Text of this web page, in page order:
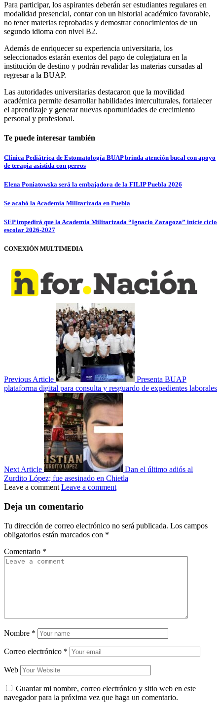
Para participar, los aspirantes deberán ser estudiantes regulares en
modalidad presencial, contar con un historial académico favorable,
no tener materias reprobadas y demostrar conocimientos de un
segundo idioma con nivel B2.
Además de enriquecer su experiencia universitaria, los
seleccionados estarán exentos del pago de colegiatura en la
institución de destino y podrán revalidar las materias cursadas al
regresar a la BUAP.
Las autoridades universitarias destacaron que la movilidad
académica permite desarrollar habilidades interculturales, fortalecer
el aprendizaje y generar nuevas oportunidades de crecimiento
personal y profesional.
Te puede interesar también
Clínica Pediátrica de Estomatología BUAP brinda atención bucal con apoyo
de terapia asistida con perros
Elena Poniatowska será la embajadora de la FILIP Puebla 2026
Se acabó la Academia Militarizada en Puebla
SEP impedirá que la Academia Militarizada “Ignacio Zaragoza” inicie ciclo
escolar 2026-2027
CONEXIÓN MULTIMEDIA
Previous Article
Presenta BUAP
plataforma digital para consulta y resguardo de expedientes laborales
Next Article
Dan el último adiós al
Zurdito López; fue asesinado en Chietla
Leave a comment Leave a comment
Deja un comentario
Tu dirección de correo electrónico no será publicada. Los campos
obligatorios están marcados con *
Comentario *
Nombre *
Correo electrónico *
Web
Guardar mi nombre, correo electrónico y sitio web en este
navegador para la próxima vez que haga un comentario.